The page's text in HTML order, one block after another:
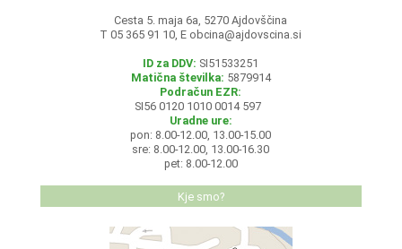
Cesta 5. maja 6a, 5270 Ajdovščina
T 05 365 91 10, E obcina@ajdovscina.si
ID za DDV: SI51533251
Matična številka: 5879914
Podračun EZR:
SI56 0120 1010 0014 597
Uradne ure:
pon: 8.00-12.00, 13.00-15.00
sre: 8.00-12.00, 13.00-16.30
pet: 8.00-12.00
Kje smo?